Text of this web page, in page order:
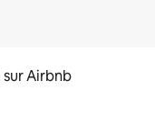
Airbnb